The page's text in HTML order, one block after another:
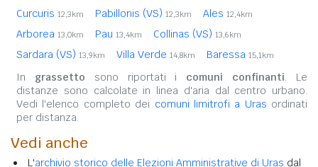
Curcuris 12,3km Pabillonis (VS) 12,3km Ales 12,4km
Arborea 13,0km Pau 13,4km Collinas (VS) 13,6km
Sardara (VS) 13,9km Villa Verde 14,8km Baressa 15,1km
In grassetto sono riportati i comuni confinanti. Le
distanze sono calcolate in linea d'aria dal centro urbano.
Vedi l'elenco completo dei comuni limitrofi a Uras ordinati
per distanza.
Vedi anche
L'archivio storico delle Elezioni Amministrative di Uras dal